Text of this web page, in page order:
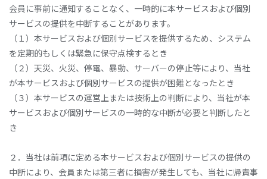
会員に事前に通知することなく、一時的に本サービスおよび個別
サービスの提供を中断することがあります。
（１）本サービスおよび個別サービスを提供するため、システム
を定期的もしくは緊急に保守点検するとき
（２）天災、火災、停電、暴動、サーバーの停止等により、当社
が本サービスおよび個別サービスの提供が困難となったとき
（３）本サービスの運営上または技術上の判断により、当社が本
サービスおよび個別サービスの一時的な中断が必要と判断したと
き
２．当社は前項に定める本サービスおよび個別サービスの提供の
中断により、会員または第三者に損害が発生しても、当社に帰責事